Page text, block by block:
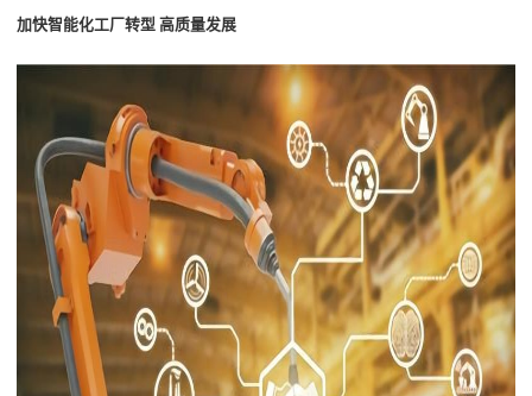
加快智能化工厂转型 高质量发展